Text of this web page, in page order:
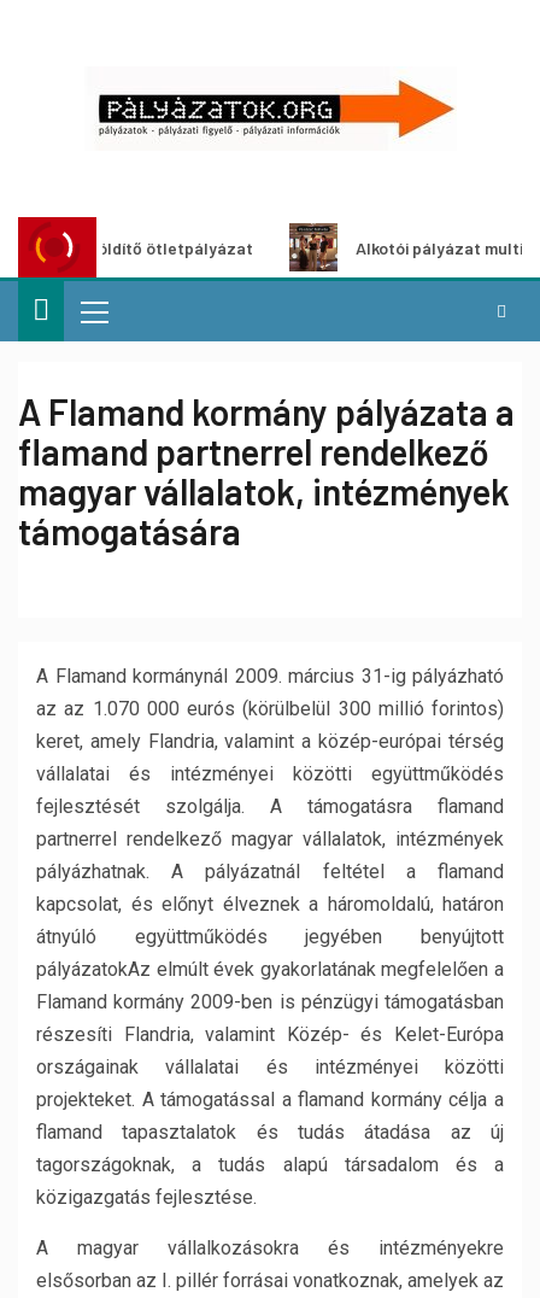
ötletpályázat Alkotói pályázat multimédia-
A Flamand kormány pályázata a
flamand partnerrel rendelkező
magyar vállalatok, intézmények
támogatására
A Flamand kormánynál 2009. március 31-ig pályázható
az az 1.070 000 eurós (körülbelül 300 millió forintos)
keret, amely Flandria, valamint a közép-európai térség
vállalatai és intézményei közötti együttműködés
fejlesztését szolgálja. A támogatásra flamand
partnerrel rendelkező magyar vállalatok, intézmények
pályázhatnak. A pályázatnál feltétel a flamand
kapcsolat, és előnyt élveznek a háromoldalú, határon
átnyúló együttműködés jegyében benyújtott
pályázatokAz elmúlt évek gyakorlatának megfelelően a
Flamand kormány 2009-ben is pénzügyi támogatásban
részesíti Flandria, valamint Közép- és Kelet-Európa
országainak vállalatai és intézményei közötti
projekteket. A támogatással a flamand kormány célja a
flamand tapasztalatok és tudás átadása az új
tagországoknak, a tudás alapú társadalom és a
közigazgatás fejlesztése.
A magyar vállalkozásokra és intézményekre
elsősorban az I. pillér forrásai vonatkoznak, amelyek az